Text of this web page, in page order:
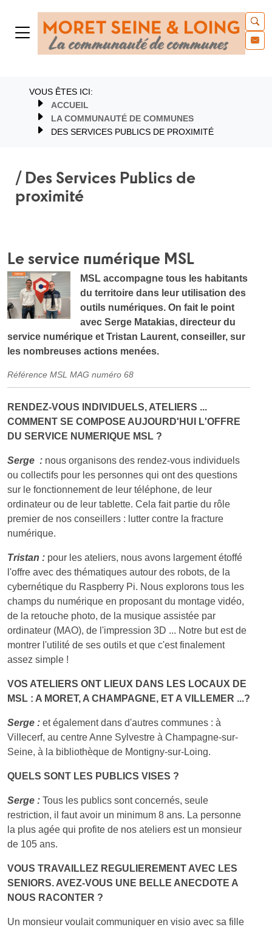
VOUS ÊTES ICI:
ACCUEIL
LA COMMUNAUTÉ DE COMMUNES
DES SERVICES PUBLICS DE PROXIMITÉ
/ Des Services Publics de
proximité
Le service numérique MSL
MSL accompagne tous les habitants
du territoire dans leur utilisation des
outils numériques. On fait le point
avec Serge Matakias, directeur du
service numérique et Tristan Laurent, conseiller, sur
les nombreuses actions menées.
Référence MSL MAG numéro 68
RENDEZ-VOUS INDIVIDUELS, ATELIERS ...
COMMENT SE COMPOSE AUJOURD'HUI L'OFFRE
DU SERVICE NUMERIQUE MSL ?
Serge : nous organisons des rendez-vous individuels
ou collectifs pour les personnes qui ont des questions
sur le fonctionnement de leur téléphone, de leur
ordinateur ou de leur tablette. Cela fait partie du rôle
premier de nos conseillers : lutter contre la fracture
numérique.
Tristan : pour les ateliers, nous avons largement étoffé
l'offre avec des thématiques autour des robots, de la
cybernétique du Raspberry Pi. Nous explorons tous les
champs du numérique en proposant du montage vidéo,
de la retouche photo, de la musique assistée par
ordinateur (MAO), de l'impression 3D ... Notre but est de
montrer l'utilité de ses outils et que c'est finalement
assez simple !
VOS ATELIERS ONT LIEUX DANS LES LOCAUX DE
MSL : A MORET, A CHAMPAGNE, ET A VILLEMER ...?
Serge : et également dans d'autres communes : à
Villecerf, au centre Anne Sylvestre à Champagne-sur-
Seine, à la bibliothèque de Montigny-sur-Loing.
QUELS SONT LES PUBLICS VISES ?
Serge : Tous les publics sont concernés, seule
restriction, il faut avoir un minimum 8 ans. La personne
la plus agée qui profite de nos ateliers est un monsieur
de 105 ans.
VOUS TRAVAILLEZ REGULIEREMENT AVEC LES
SENIORS. AVEZ-VOUS UNE BELLE ANECDOTE A
NOUS RACONTER ?
Un monsieur voulait communiquer en visio avec sa fille